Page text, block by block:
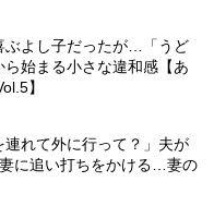
ぶよし子だったが…「うど
始まる小さな違和感【あ
】
連れて外に行って？」夫が
に追い打ちをかける…妻の